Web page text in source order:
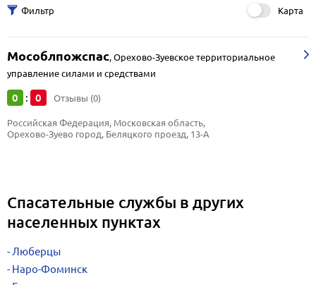
Карта
Мособлпожспас,Орехово-Зуевское территориальное
управление силами и средствами
0 : 0 Отзывы (0)
Российская Федерация, Московская область,
Орехово-Зуево город, Беляцкого проезд, 13-А
Спасательные службы в других
населенных пунктах
Люберцы
Наро-Фоминск